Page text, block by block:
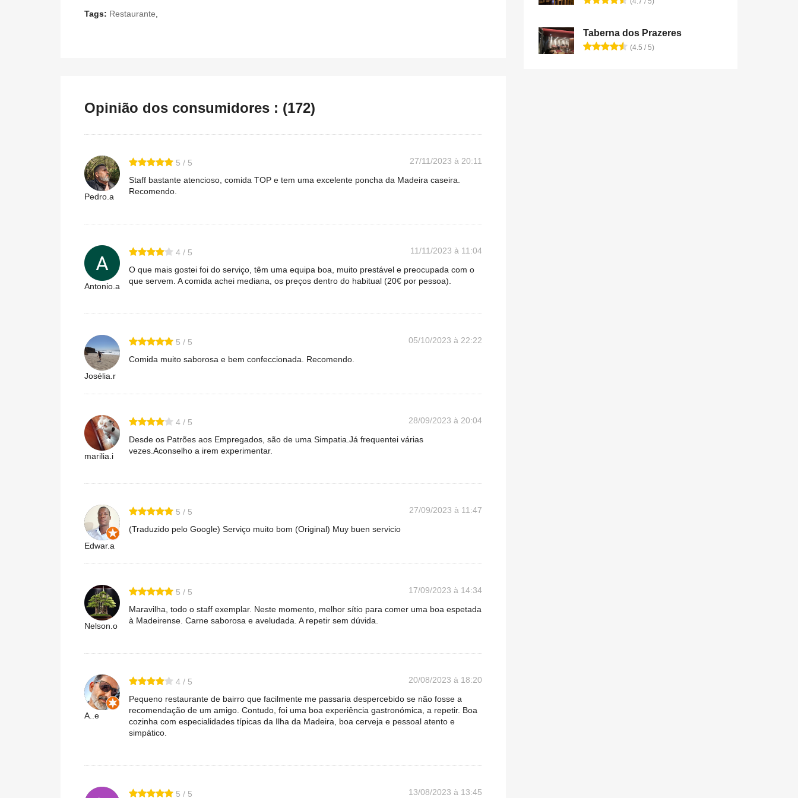
Tags: Restaurante,
Opinião dos consumidores : (172)
Pedro.a
5 / 5
27/11/2023 à 20:11
Staff bastante atencioso, comida TOP e tem uma excelente poncha da Madeira caseira.
Recomendo.
Antonio.a
4 / 5
11/11/2023 à 11:04
O que mais gostei foi do serviço, têm uma equipa boa, muito prestável e preocupada com o
que servem. A comida achei mediana, os preços dentro do habitual (20€ por pessoa).
Josélia.r
5 / 5
05/10/2023 à 22:22
Comida muito saborosa e bem confeccionada. Recomendo.
marilia.i
4 / 5
28/09/2023 à 20:04
Desde os Patrões aos Empregados, são de uma Simpatia.Já frequentei várias
vezes.Aconselho a irem experimentar.
Edwar.a
5 / 5
27/09/2023 à 11:47
(Traduzido pelo Google) Serviço muito bom (Original) Muy buen servicio
Nelson.o
5 / 5
17/09/2023 à 14:34
Maravilha, todo o staff exemplar. Neste momento, melhor sítio para comer uma boa espetada
à Madeirense. Carne saborosa e aveludada. A repetir sem dúvida.
A..e
4 / 5
20/08/2023 à 18:20
Pequeno restaurante de bairro que facilmente me passaria despercebido se não fosse a
recomendação de um amigo. Contudo, foi uma boa experiência gastronómica, a repetir. Boa
cozinha com especialidades típicas da Ilha da Madeira, boa cerveja e pessoal atento e
simpático.
5 / 5 13/08/2023 à 13:45
Taberna dos Prazeres
(4.5 / 5)